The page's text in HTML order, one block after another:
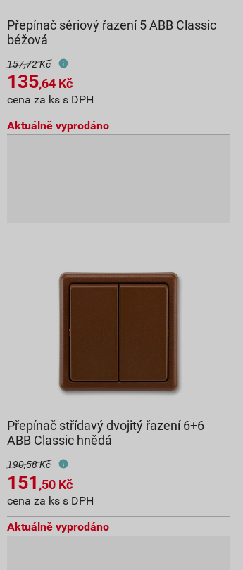
Přepínač sériový řazení 5 ABB Classic
béžová
157,72 Kč
135,64Kč
cena za ks s DPH
Aktuálně vyprodáno
Přepínač střídavý dvojitý řazení 6+6
ABB Classic hnědá
190,58 Kč
151 ,50Kč
cena za ks s DPH
Aktuálně vyprodáno